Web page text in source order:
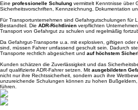
Eine professionelle Schulung vermittelt Kenntnisse über
Sicherheitsvorschriften, Kennzeichnung, Dokumentation
Für Transportunternehmen sind Gefahrgutschulungen für
Bestandteil. Die ADR-Richtlinien verpflichten
Transport von Gefahrgut zu schulen und regelmäßig
Da Gefahrgut-Transporte u.a. mit explosiven, giftigen
sind, müssen Fahrer umfassend geschult sein. Dadurch
Transporte rechtlich abgesichert und auf höchstem
Kunden schätzen die Zuverlässigkeit und das
auf qualifizierte ADR-Fahrer setzen. Mit ausgebildeten
nicht nur ihre Rechtssicherheit, sondern auch ihre
unzureichende Schulungen können zu hohen
führen.